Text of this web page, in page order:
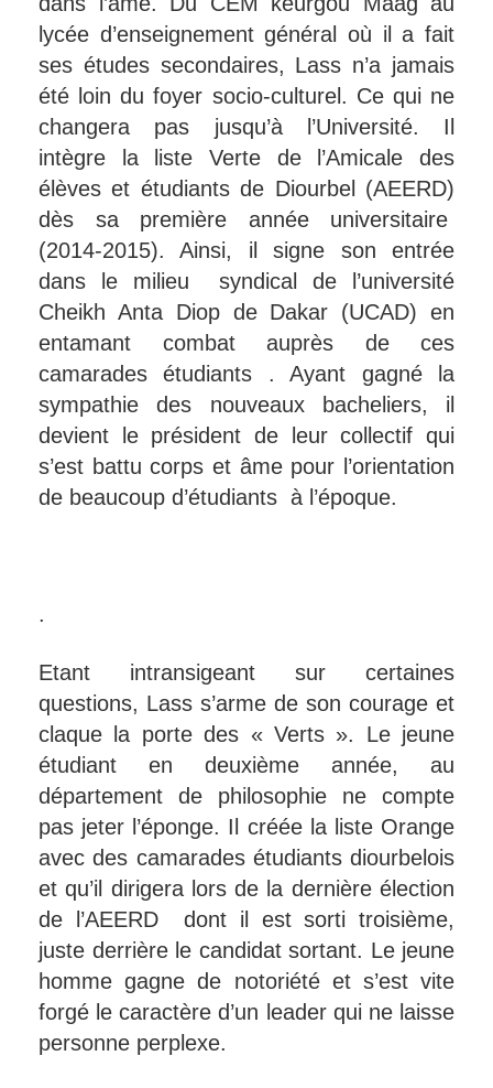
lycée d’enseignement général où il a fait
ses études secondaires, Lass n’a jamais
été loin du foyer socio-culturel. Ce qui ne
changera pas jusqu’à l’Université. Il
intègre la liste Verte de l’Amicale des
élèves et étudiants de Diourbel (AEERD)
dès sa première année universitaire
(2014-2015). Ainsi, il signe son entrée
dans le milieu syndical de l’université
Cheikh Anta Diop de Dakar (UCAD) en
entamant combat auprès de ces
camarades étudiants . Ayant gagné la
sympathie des nouveaux bacheliers, il
devient le président de leur collectif qui
s’est battu corps et âme pour l’orientation
de beaucoup d’étudiants à l’époque.
.
Etant intransigeant sur certaines
questions, Lass s’arme de son courage et
claque la porte des « Verts ». Le jeune
étudiant en deuxième année, au
département de philosophie ne compte
pas jeter l’éponge. Il créée la liste Orange
avec des camarades étudiants diourbelois
et qu’il dirigera lors de la dernière élection
de l’AEERD dont il est sorti troisième,
juste derrière le candidat sortant. Le jeune
homme gagne de notoriété et s’est vite
forgé le caractère d’un leader qui ne laisse
personne perplexe.